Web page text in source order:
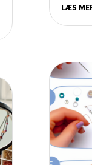
LÆS